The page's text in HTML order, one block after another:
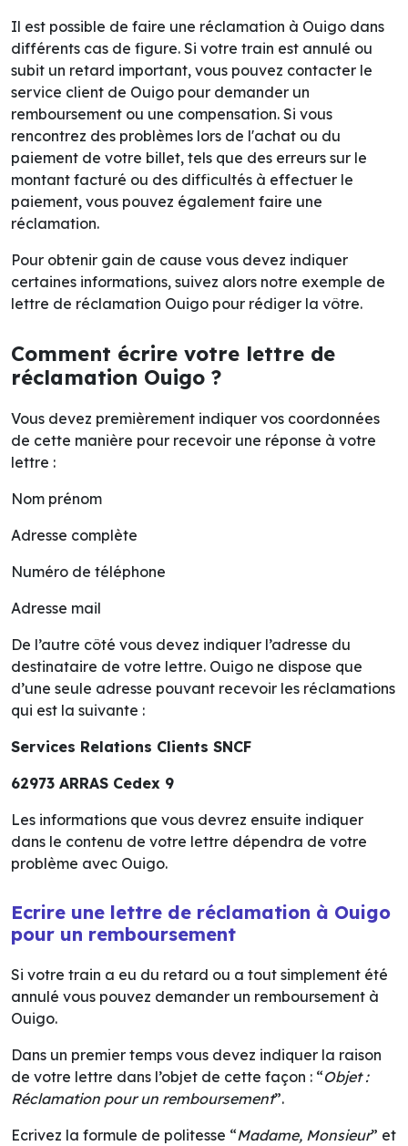
Il est possible de faire une réclamation à Ouigo dans
différents cas de figure. Si votre train est annulé ou
subit un retard important, vous pouvez contacter le
service client de Ouigo pour demander un
remboursement ou une compensation. Si vous
rencontrez des problèmes lors de l'achat ou du
paiement de votre billet, tels que des erreurs sur le
montant facturé ou des difficultés à effectuer le
paiement, vous pouvez également faire une
réclamation.
Pour obtenir gain de cause vous devez indiquer
certaines informations, suivez alors notre exemple de
lettre de réclamation Ouigo pour rédiger la vôtre.
Comment écrire votre lettre de
réclamation Ouigo ?
Vous devez premièrement indiquer vos coordonnées
de cette manière pour recevoir une réponse à votre
lettre :
Nom prénom
Adresse complète
Numéro de téléphone
Adresse mail
De l’autre côté vous devez indiquer l’adresse du
destinataire de votre lettre. Ouigo ne dispose que
d’une seule adresse pouvant recevoir les réclamations
qui est la suivante :
Services Relations Clients SNCF
62973 ARRAS Cedex 9
Les informations que vous devrez ensuite indiquer
dans le contenu de votre lettre dépendra de votre
problème avec Ouigo.
Ecrire une lettre de réclamation à Ouigo
pour un remboursement
Si votre train a eu du retard ou a tout simplement été
annulé vous pouvez demander un remboursement à
Ouigo.
Dans un premier temps vous devez indiquer la raison
de votre lettre dans l’objet de cette façon : “Objet :
Réclamation pour un remboursement”.
Ecrivez la formule de politesse “Madame, Monsieur” et